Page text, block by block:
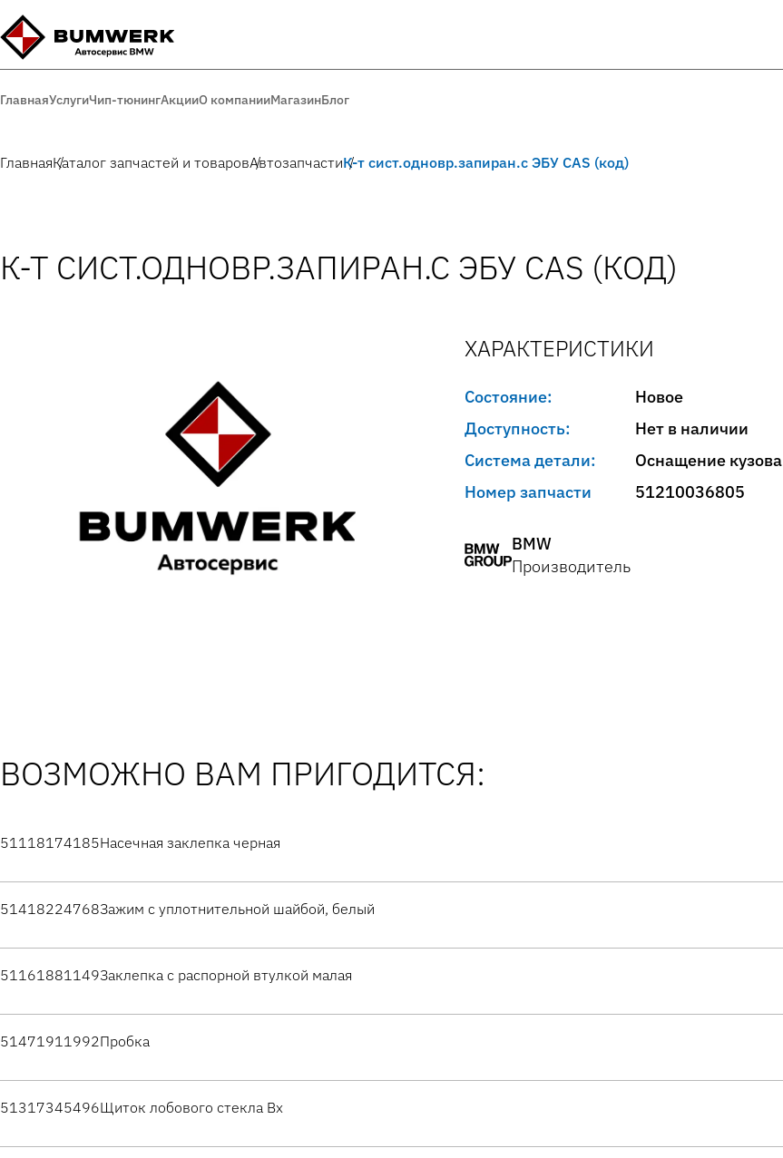
ГлавнаяУслугиЧип-тюнингАкцииО компанииМагазинБлог
ГлавнаяКаталог запчастей и товаровАвтозапчастиК-т сист.одновр.запиран.с ЭБУ CAS (код)
К-Т СИСТ.ОДНОВР.ЗАПИРАН.С ЭБУ CAS (КОД)
ХАРАКТЕРИСТИКИ
Состояние:
Новое
Доступность:
Нет в наличии
Система детали:
Оснащение кузова
Номер запчасти
51210036805
BMW
Производитель
ВОЗМОЖНО ВАМ ПРИГОДИТСЯ:
51118174185Насечная заклепка черная
51418224768Зажим с уплотнительной шайбой, белый
51161881149Заклепка с распорной втулкой малая
51471911992Пробка
51317345496Щиток лобового стекла Вх